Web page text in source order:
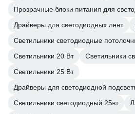
Прозрачные блоки питания для
Драйверы для светодиодных лент
Светильники светодиодные
Светильники 20 Вт
Светильники
Светильники 25 Вт
Драйверы для светодиодной
Светильники светодиодный 25вт